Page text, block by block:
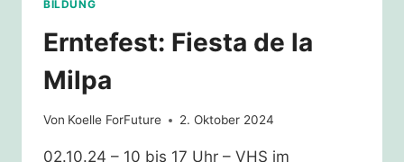
BILDUNG
Erntefest: Fiesta de la
Milpa
Von Koelle ForFuture 2. Oktober 2024
02.10.24 – 10 bis 17 Uhr – VHS im